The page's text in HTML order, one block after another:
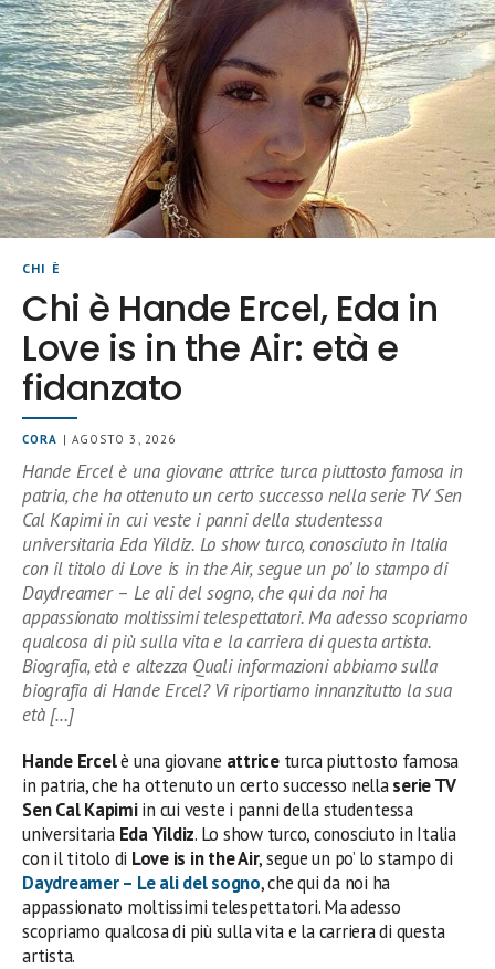
CHI È
Chi è Hande Ercel, Eda in
Love is in the Air: età e
fidanzato
CORA | AGOSTO 3, 2026
Hande Ercel è una giovane attrice turca piuttosto famosa in
patria, che ha ottenuto un certo successo nella serie TV Sen
Cal Kapimi in cui veste i panni della studentessa
universitaria Eda Yildiz. Lo show turco, conosciuto in Italia
con il titolo di Love is in the Air, segue un po’ lo stampo di
Daydreamer – Le ali del sogno, che qui da noi ha
appassionato moltissimi telespettatori. Ma adesso scopriamo
qualcosa di più sulla vita e la carriera di questa artista.
Biografia, età e altezza Quali informazioni abbiamo sulla
biografia di Hande Ercel? Vi riportiamo innanzitutto la sua
età […]
Hande Ercelè una giovane attriceturca piuttosto famosa
in patria, che ha ottenuto un certo successo nellaserie TV
Sen Cal Kapimiin cui veste i panni della studentessa
universitaria Eda Yildiz. Lo show turco, conosciuto in Italia
con il titolo di Love is in the Air, segue un po’ lo stampo di
Daydreamer – Le ali del sogno, che qui da noi ha
appassionato moltissimi telespettatori. Ma adesso
scopriamo qualcosa di più sulla vita e la carriera di questa
artista.